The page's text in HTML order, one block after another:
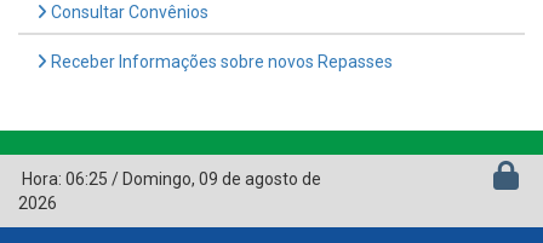
Consultar Convênios
Receber Informações sobre novos Repasses
Hora: 06:25 /Domingo, 09 de agosto de
2026